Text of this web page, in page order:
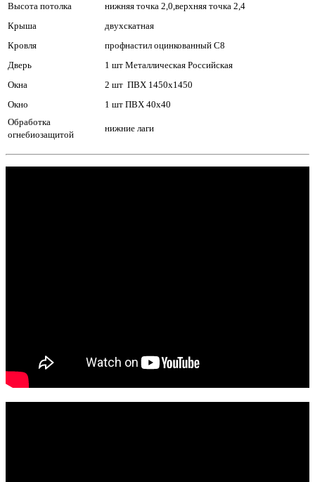
Высота потолка
нижняя точка 2,0,верхняя точка 2,4
Крыша
двухскатная
Кровля
профнастил оцинкованный С8
Дверь
1 шт Металлическая Российская
Окна
2 шт ПВХ 1450х1450
Окно
1 шт ПВХ 40х40
Обработка
огнебиозащитой
нижние лаги